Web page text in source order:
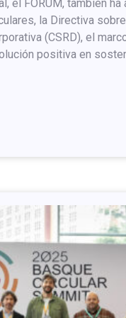
el FORUM, también ha
la Directiva
(CSRD), el
positiva en